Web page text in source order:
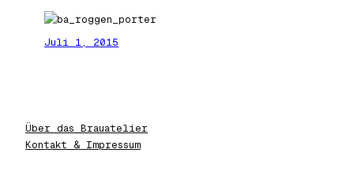
Juli 1, 2015
Über das Brauatelier
Kontakt & Impressum